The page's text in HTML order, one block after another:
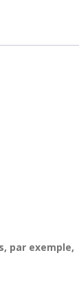
par exemple,